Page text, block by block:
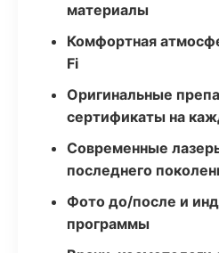
материалы
Комфортная
Fi
Оригинальные
сертификаты на
Современные
последнего
Фото до/после и
программы